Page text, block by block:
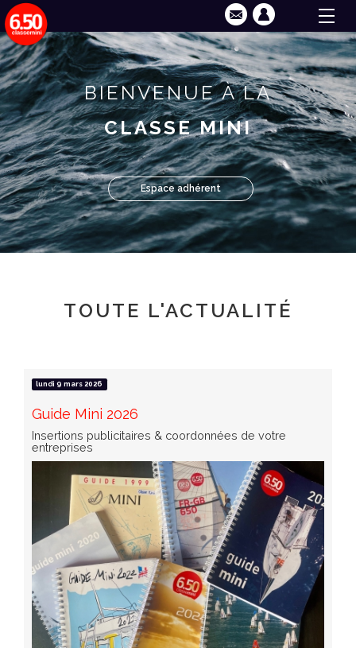
BIENVENUE À LA
CLASSE MINI
Espace adhérent
TOUTE L'ACTUALITÉ
lundi 9 mars 2026
Guide Mini 2026
Insertions publicitaires & coordonnées de votre
entreprises